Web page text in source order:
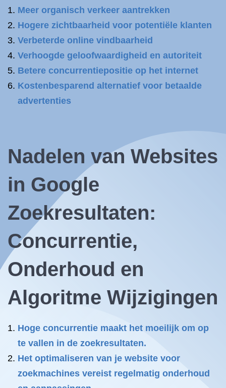
Meer organisch verkeer aantrekken
Hogere zichtbaarheid voor potentiële klanten
Verbeterde online vindbaarheid
Verhoogde geloofwaardigheid en autoriteit
Betere concurrentiepositie op het internet
Kostenbesparend alternatief voor betaalde
advertenties
Nadelen van Websites
in Google
Zoekresultaten:
Concurrentie,
Onderhoud en
Algoritme Wijzigingen
Hoge concurrentie maakt het moeilijk om op
te vallen in de zoekresultaten.
Het optimaliseren van je website voor
zoekmachines vereist regelmatig onderhoud